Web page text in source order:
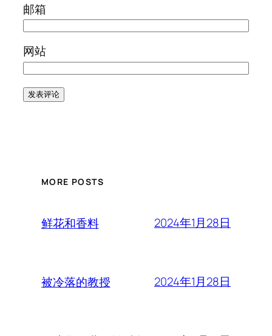
邮箱
网站
MORE POSTS
鲜花和香料 2024年1月28日
被冷落的教授 2024年1月28日